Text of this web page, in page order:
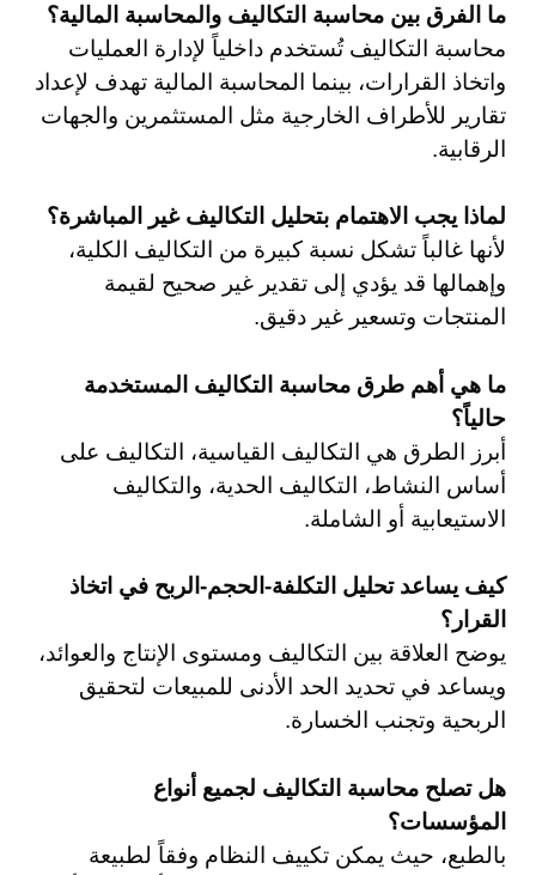
ما الفرق بين محاسبة التكاليف والمحاسبة المالية؟
محاسبة التكاليف تُستخدم داخلياً لإدارة العمليات
واتخاذ القرارات، بينما المحاسبة المالية تهدف لإعداد
تقارير للأطراف الخارجية مثل المستثمرين والجهات
الرقابية.
لماذا يجب الاهتمام بتحليل التكاليف غير المباشرة؟
لأنها غالباً تشكل نسبة كبيرة من التكاليف الكلية،
وإهمالها قد يؤدي إلى تقدير غير صحيح لقيمة
المنتجات وتسعير غير دقيق.
ما هي أهم طرق محاسبة التكاليف المستخدمة
حالياً؟
أبرز الطرق هي التكاليف القياسية، التكاليف على
أساس النشاط، التكاليف الحدية، والتكاليف
الاستيعابية أو الشاملة.
كيف يساعد تحليل التكلفة-الحجم-الربح في اتخاذ
القرار؟
يوضح العلاقة بين التكاليف ومستوى الإنتاج والعوائد،
ويساعد في تحديد الحد الأدنى للمبيعات لتحقيق
الربحية وتجنب الخسارة.
هل تصلح محاسبة التكاليف لجميع أنواع
المؤسسات؟
بالطبع، حيث يمكن تكييف النظام وفقاً لطبيعة